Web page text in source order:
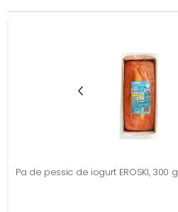
Pa de pessic de iogurt EROSKI, 300 g